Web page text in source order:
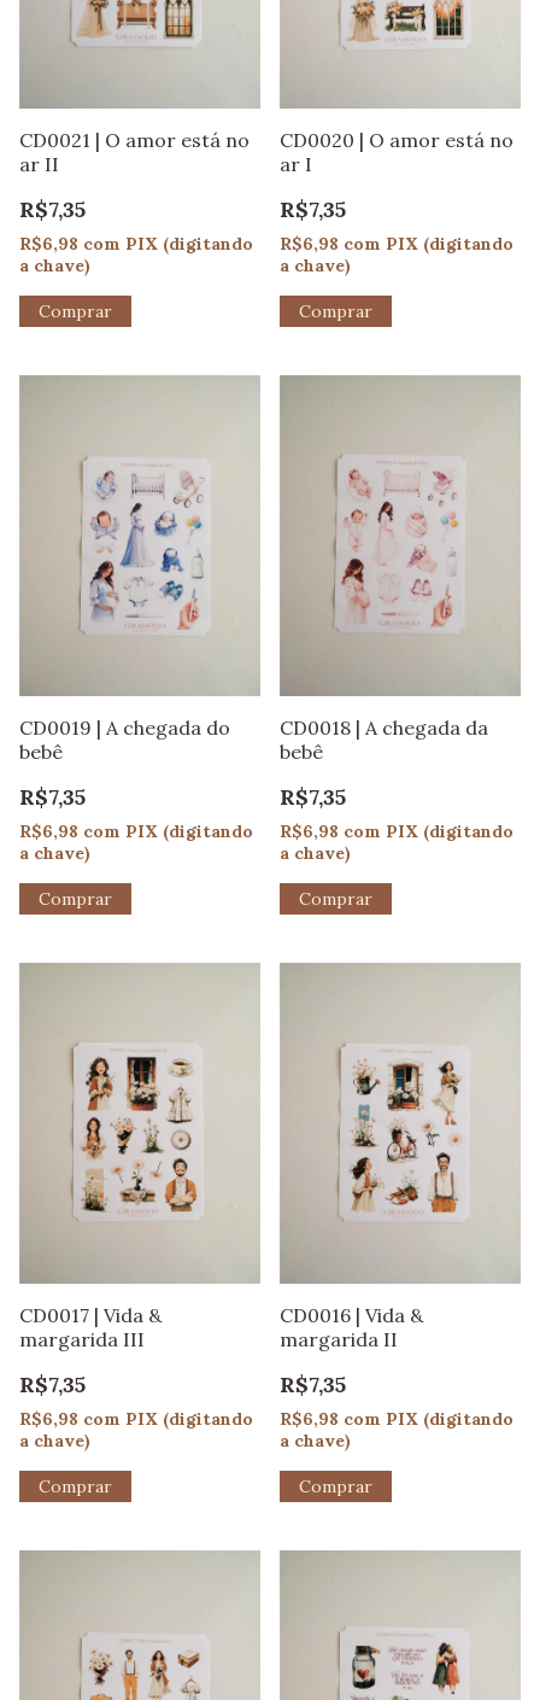
CD0021 | O amor está no
ar II
R$7,35
R$6,98 com PIX (digitando
a chave)
CD0020 | O amor está no
ar I
R$7,35
R$6,98 com PIX (digitando
a chave)
CD0019 | A chegada do
bebê
R$7,35
R$6,98 com PIX (digitando
a chave)
CD0018 | A chegada da
bebê
R$7,35
R$6,98 com PIX (digitando
a chave)
CD0017 | Vida &
margarida III
R$7,35
R$6,98 com PIX (digitando
a chave)
CD0016 | Vida &
margarida II
R$7,35
R$6,98 com PIX (digitando
a chave)